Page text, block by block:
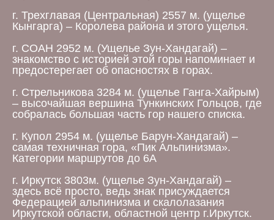
г. Трехглавая (Центральная) 2557 м. (ущелье
Кынгарга) – Королева района и этого ущелья.
г. СОАН 2952 м. (Ущелье Зун-Хандагай) –
знакомство с историей этой горы напоминает и
предостерегает об опасностях в горах.
г. Cтрельникова 3284 м. (ущелье Ганга-Хайрым)
– высочайшая вершина Тункинских Гольцов, где
собралась большая часть гор нашего списка.
г. Купол 2954 м. (ущелье Барун-Хандагай) –
самая техничная гора, «Пик Альпинизма».
Категории маршрутов до 6А
г. Иркутск 3803м. (ущелье Зун-Хандагай) –
здесь всё просто, ведь знак присуждается
Федерацией альпинизма и скалолазания
Иркутской области, областной центр г.Иркутск.